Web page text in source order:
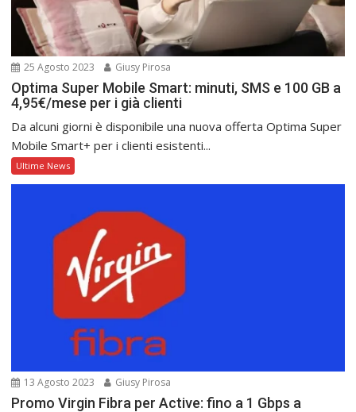
25 Agosto 2023 Giusy Pirosa
Optima Super Mobile Smart: minuti, SMS e 100 GB a
4,95€/mese per i già clienti
Da alcuni giorni è disponibile una nuova offerta Optima Super
Mobile Smart+ per i clienti esistenti...
Ultime News
13 Agosto 2023 Giusy Pirosa
Promo Virgin Fibra per Active: fino a 1 Gbps a